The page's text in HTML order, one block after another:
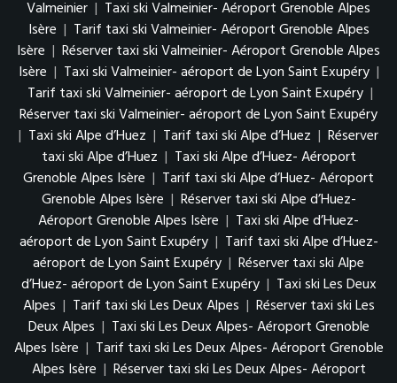
Valmeinier | Taxi ski Valmeinier- Aéroport Grenoble Alpes
Isère | Tarif taxi ski Valmeinier- Aéroport Grenoble Alpes
Isère | Réserver taxi ski Valmeinier- Aéroport Grenoble Alpes
Isère | Taxi ski Valmeinier- aéroport de Lyon Saint Exupéry |
Tarif taxi ski Valmeinier- aéroport de Lyon Saint Exupéry |
Réserver taxi ski Valmeinier- aéroport de Lyon Saint Exupéry
| Taxi ski Alpe d’Huez | Tarif taxi ski Alpe d’Huez | Réserver
taxi ski Alpe d’Huez | Taxi ski Alpe d’Huez- Aéroport
Grenoble Alpes Isère | Tarif taxi ski Alpe d’Huez- Aéroport
Grenoble Alpes Isère | Réserver taxi ski Alpe d’Huez-
Aéroport Grenoble Alpes Isère | Taxi ski Alpe d’Huez-
aéroport de Lyon Saint Exupéry | Tarif taxi ski Alpe d’Huez-
aéroport de Lyon Saint Exupéry | Réserver taxi ski Alpe
d’Huez- aéroport de Lyon Saint Exupéry | Taxi ski Les Deux
Alpes | Tarif taxi ski Les Deux Alpes | Réserver taxi ski Les
Deux Alpes | Taxi ski Les Deux Alpes- Aéroport Grenoble
Alpes Isère | Tarif taxi ski Les Deux Alpes- Aéroport Grenoble
Alpes Isère | Réserver taxi ski Les Deux Alpes- Aéroport